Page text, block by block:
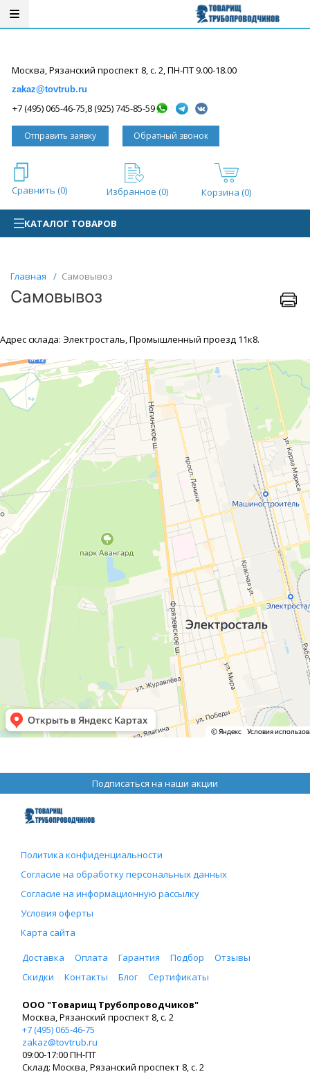
Вход / регистрация
Москва, Рязанский проспект 8, с. 2, ПН-ПТ 9.00-18.00
zakaz@tovtrub.ru
+7 (495) 065-46-75 8 (925) 745-85-59
Отправить заявку Обратный звонок
Сравнить (0) Избранное (0) Корзина (0)
КАТАЛОГ ТОВАРОВ
Главная / Самовывоз
Самовывоз
Адрес склада: Электросталь, Промышленный проезд 11к8.
Подписаться на наши акции
Политика конфиденциальности
Согласие на обработку персональных данных
Согласие на информационную рассылку
Условия оферты
Карта сайта
Доставка
Оплата Гарантия Подбор
Отзывы
Скидки
Контакты Блог Сертификаты
ООО "Товарищ Трубопроводчиков"
Москва, Рязанский проспект 8, с. 2
+7 (495) 065-46-75
zakaz@tovtrub.ru
09:00-17:00 ПН-ПТ
Склад: Москва, Рязанский проспект 8, с. 2